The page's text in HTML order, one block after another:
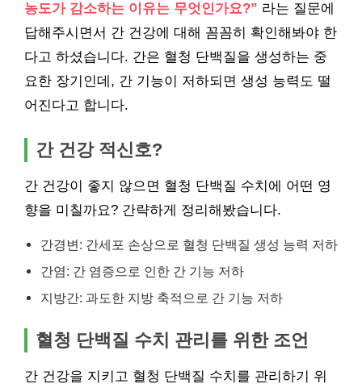
농도가 감소하는 이유는 무엇인가요?” 라는 질문에
답해주시면서 간 건강에 대해 꼼꼼히 확인해봐야 한
다고 하셨습니다. 간은 혈청 단백질을 생성하는 중
요한 장기인데, 간 기능이 저하되면 생성 능력도 떨
어진다고 합니다.
간 건강 적신호?
간 건강이 좋지 않으면 혈청 단백질 수치에 어떤 영
향을 미칠까요? 간략하게 정리해봤습니다.
간경변: 간세포 손상으로 혈청 단백질 생성 능력 저하
간염: 간 염증으로 인한 간 기능 저하
지방간: 과도한 지방 축적으로 간 기능 저하
혈청 단백질 수치 관리를 위한 조언
간 건강을 지키고 혈청 단백질 수치를 관리하기 위